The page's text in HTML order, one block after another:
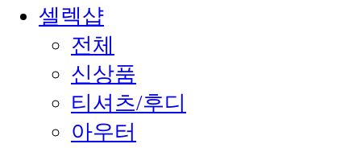
셀렉샵
전체
신상품
티셔츠/후디
아우터